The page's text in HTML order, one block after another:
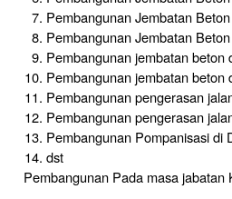
Pembangunan Jembatan
Pembangunan Jembatan
Pembangunan jembatan beton
Pembangunan jembatan beton
Pembangunan pengerasan
Pembangunan pengerasan
Pembangunan Pompanisasi di
dst
Pembangunan Pada masa